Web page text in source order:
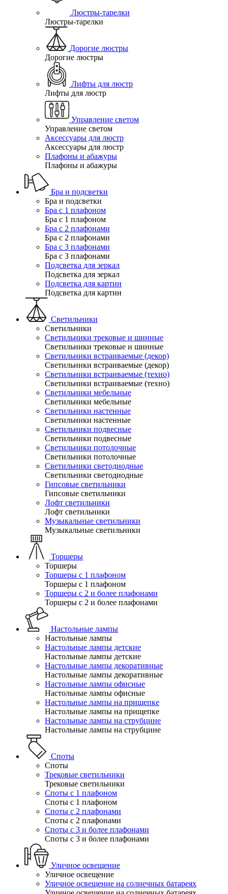
Люстры-тарелки
Люстры-тарелки
Дорогие люстры
Дорогие люстры
Лифты для люстр
Лифты для люстр
Управление светом
Управление светом
Аксессуары для люстр
Аксессуары для люстр
Плафоны и абажуры
Плафоны и абажуры
Бра и подсветки
Бра и подсветки
Бра с 1 плафоном
Бра с 1 плафоном
Бра с 2 плафонами
Бра с 2 плафонами
Бра с 3 плафонами
Бра с 3 плафонами
Подсветка для зеркал
Подсветка для зеркал
Подсветка для картин
Подсветка для картин
Светильники
Светильники
Светильники трековые и шинные
Светильники трековые и шинные
Светильники встраиваемые (декор)
Светильники встраиваемые (декор)
Светильники встраиваемые (техно)
Светильники встраиваемые (техно)
Светильники мебельные
Светильники мебельные
Светильники настенные
Светильники настенные
Светильники подвесные
Светильники подвесные
Светильники потолочные
Светильники потолочные
Светильники светодиодные
Светильники светодиодные
Гипсовые светильники
Гипсовые светильники
Лофт светильники
Лофт светильники
Музыкальные светильники
Музыкальные светильники
Торшеры
Торшеры
Торшеры с 1 плафоном
Торшеры с 1 плафоном
Торшеры с 2 и более плафонами
Торшеры с 2 и более плафонами
Настольные лампы
Настольные лампы
Настольные лампы детские
Настольные лампы детские
Настольные лампы декоративные
Настольные лампы декоративные
Настольные лампы офисные
Настольные лампы офисные
Настольные лампы на прищепке
Настольные лампы на прищепке
Настольные лампы на струбцине
Настольные лампы на струбцине
Споты
Споты
Трековые светильники
Трековые светильники
Споты с 1 плафоном
Споты с 1 плафоном
Споты с 2 плафонами
Споты с 2 плафонами
Споты с 3 и более плафонами
Споты с 3 и более плафонами
Уличное освещение
Уличное освещение
Уличное освещение на солнечных батареях